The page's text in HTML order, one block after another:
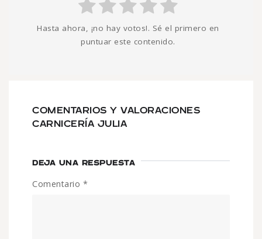
Hasta ahora, ¡no hay votos!. Sé el primero en
puntuar este contenido.
COMENTARIOS Y VALORACIONES
CARNICERÍA JULIA
DEJA UNA RESPUESTA
Comentario *